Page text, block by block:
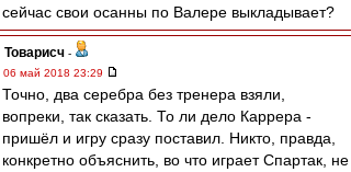
сейчас свои осанны по Валере выкладывает?
Товарисч -
06 май 2018 23:29
Точно, два серебра без тренера взяли,
вопреки, так сказать. То ли дело Каррера -
пришёл и игру сразу поставил. Никто, правда,
конкретно объяснить, во что играет Спартак, не